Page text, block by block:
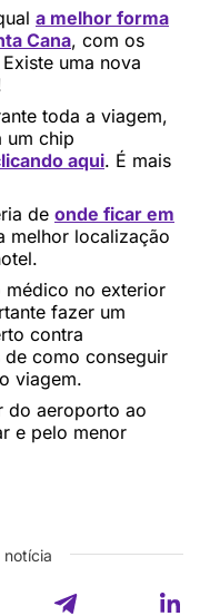
a melhor forma
Cana, com os
uma nova
toda a viagem,
um chip
aqui. É mais
de onde ficar em
melhor localização
médico no exterior
fazer um
contra
de como conseguir
viagem.
do aeroporto ao
e pelo menor
notícia